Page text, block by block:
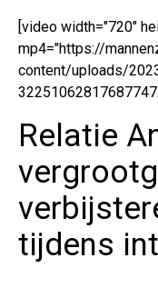
[video width="720"
mp4="https://
content/uploads/
Relatie
tijdens